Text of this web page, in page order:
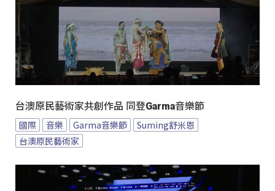
台澳原民藝術家共創作品 同登Garma音樂節
國際 音樂 Garma音樂節
Suming舒米恩
台澳原民藝術家